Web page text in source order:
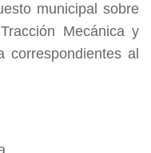
municipal sobre
Mecánica y
correspondientes al